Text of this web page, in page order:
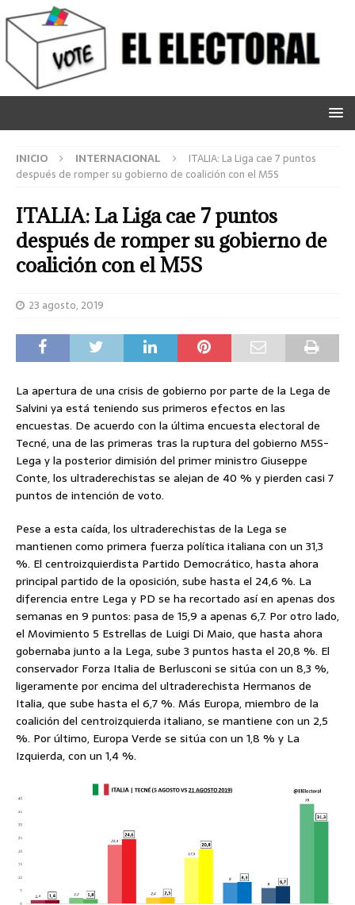
INICIO INTERNACIONAL
ITALIA: La Liga cae 7 puntos
después de romper su gobierno de coalición con el M5S
ITALIA: La Liga cae 7 puntos
después de romper su gobierno de
coalición con el M5S
23 agosto, 2019
La apertura de una crisis de gobierno por parte de la Lega de
Salvini ya está teniendo sus primeros efectos en las
encuestas. De acuerdo con la última encuesta electoral de
Tecné, una de las primeras tras la ruptura del gobierno M5S-
Lega y la posterior dimisión del primer ministro Giuseppe
Conte, los ultraderechistas se alejan de 40 % y pierden casi 7
puntos de intención de voto.
Pese a esta caída, los ultraderechistas de la Lega se
mantienen como primera fuerza política italiana con un 31,3
%. El centroizquierdista Partido Democrático, hasta ahora
principal partido de la oposición, sube hasta el 24,6 %. La
diferencia entre Lega y PD se ha recortado así en apenas dos
semanas en 9 puntos: pasa de 15,9 a apenas 6,7. Por otro lado,
el Movimiento 5 Estrellas de Luigi Di Maio, que hasta ahora
gobernaba junto a la Lega, sube 3 puntos hasta el 20,8 %. El
conservador Forza Italia de Berlusconi se sitúa con un 8,3 %,
ligeramente por encima del ultraderechista Hermanos de
Italia, que sube hasta el 6,7 %. Más Europa, miembro de la
coalición del centroizquierda italiano, se mantiene con un 2,5
%. Por último, Europa Verde se sitúa con un 1,8 % y La
Izquierda, con un 1,4 %.